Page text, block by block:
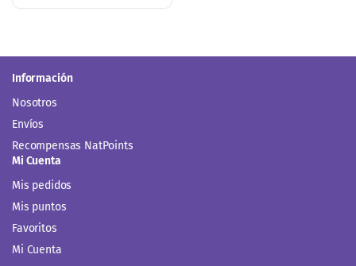
Información
Nosotros
Envíos
Recompensas NatPoints
Mi Cuenta
Mis pedidos
Mis puntos
Favoritos
Mi Cuenta